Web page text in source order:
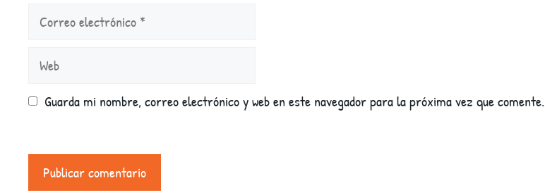
Correo
Web
Guarda mi nombre, correo electrónico y web en este navegador para la próxima vez que comente.